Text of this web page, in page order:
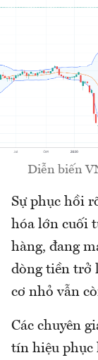
Diễn biến
Sự phục hồi
hóa lớn cuối
hàng, đang
dòng tiền trở
cơ nhỏ vẫn
Các chuyên
tín hiệu phục